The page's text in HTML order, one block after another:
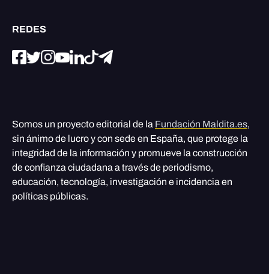
REDES
Somos un proyecto editorial de la Fundación Maldita.es,
sin ánimo de lucro y con sede en España, que protege la
integridad de la información y promueve la construcción
de confianza ciudadana a través de periodismo,
educación, tecnología, investigación e incidencia en
políticas públicas.